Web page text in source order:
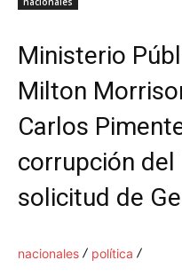
Ministerio
Milton
Carlos
corrupción del
solicitud de
nacionales política